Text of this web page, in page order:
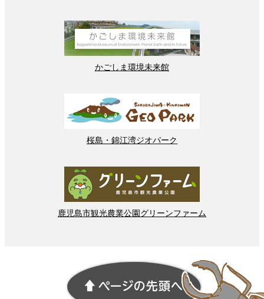
かごしま 環境未来館
桜島 ・ 錦江湾ジオパーク
鹿児島市観光農業公園 グリーンファーム